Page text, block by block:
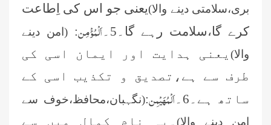
بری،سلامتی دینے والا)یعنی جو اس کی اِطاعت
کرے گا،سلامت رہے گا۔5۔
اَلْمُؤْمِن: (امن دینے
والا)یعنی ہدایت اور ایمان اسی کی
طرف سے ہے،تصدیق و تکذیب اسی کے
ساتھ ہے۔6۔
اَلْمُھَیْمِن:(نگہبان،محافظ،خوف سے
امن دینے والا)۔یہ نام کمال میں سے